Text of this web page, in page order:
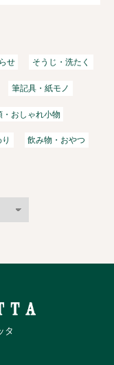
せ そうじ・洗たく
筆記具・紙モノ
・おしゃれ小物
飲み物・おやつ
タ